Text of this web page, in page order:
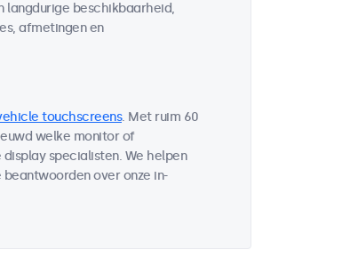
langdurige beschikbaarheid,
afmetingen en
touchscreens. Met ruim 60
welke monitor of
specialisten. We helpen
over onze in-